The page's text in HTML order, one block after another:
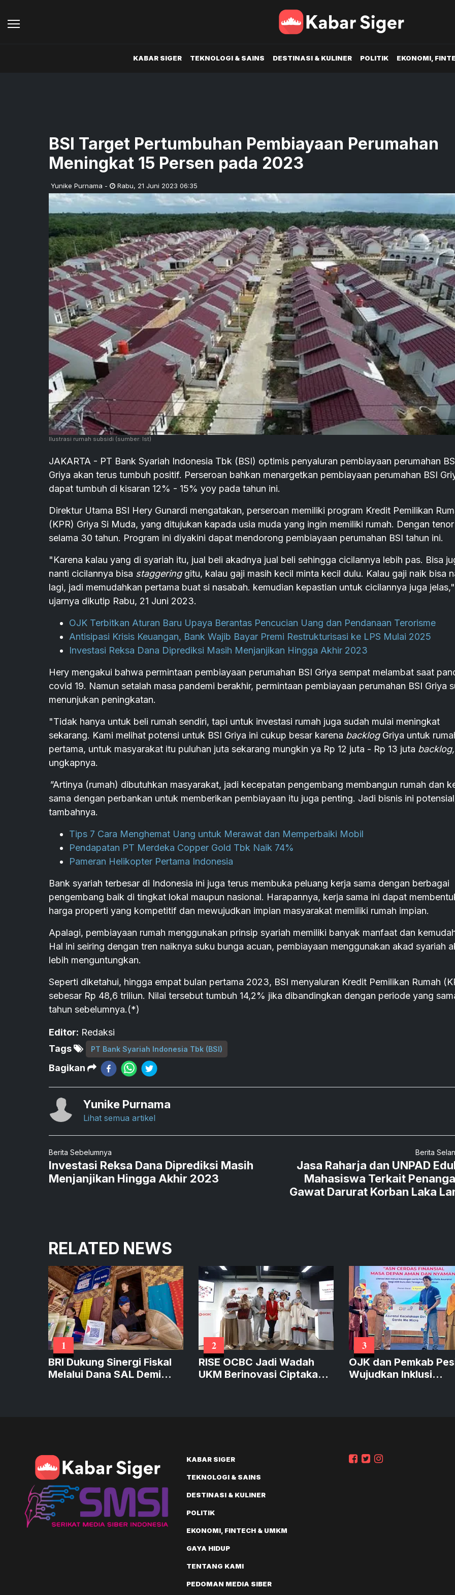
KABAR SIGER TEKNOLOGI & SAINS DESTINASI & KULINER POLITIK EKONOMI,
BSI Target Pertumbuhan Pembiayaan Perumahan
Meningkat 15 Persen pada 2023
Yunike Purnama - Rabu, 21 Juni 2023 06:35
Ilustrasi rumah subsidi (sumber: Ist)
JAKARTA - PT Bank Syariah Indonesia Tbk (BSI) optimis penyaluran pembiayaan perumahan
Griya akan terus tumbuh positif. Perseroan bahkan menargetkan pembiayaan perumahan BSI
dapat tumbuh di kisaran 12% - 15% yoy pada tahun ini.
Direktur Utama BSI Hery Gunardi mengatakan, perseroan memiliki program Kredit Pemilikan
(KPR) Griya Si Muda, yang ditujukan kapada usia muda yang ingin memiliki rumah. Dengan tenor
selama 30 tahun. Program ini diyakini dapat mendorong pembiayaan perumahan BSI tahun ini.
"Karena kalau yang di syariah itu, jual beli akadnya jual beli sehingga cicilannya lebih pas. Bisa
nanti cicilannya bisa staggeringgitu, kalau gaji masih kecil minta kecil dulu. Kalau gaji naik bisa
lagi, jadi memudahkan pertama buat si nasabah. kemudian kepastian untuk cicilannya juga jelas,"
ujarnya dikutip Rabu, 21 Juni 2023.
OJK Terbitkan Aturan Baru Upaya Berantas Pencucian Uang dan Pendanaan Terorisme
Antisipasi Krisis Keuangan, Bank Wajib Bayar Premi Restrukturisasi ke LPS Mulai 2025
Investasi Reksa Dana Diprediksi Masih Menjanjikan Hingga Akhir 2023
Hery mengakui bahwa permintaan pembiayaan perumahan BSI Griya sempat melambat saat
covid 19. Namun setalah masa pandemi berakhir, permintaan pembiayaan perumahan BSI Griya
menunjukan peningkatan.
"Tidak hanya untuk beli rumah sendiri, tapi untuk investasi rumah juga sudah mulai meningkat
sekarang. Kami melihat potensi untuk BSI Griya ini cukup besar karena backlog Griya untuk
pertama, untuk masyarakat itu puluhan juta sekarang mungkin ya Rp 12 juta - Rp 13 juta
ungkapnya.
"Artinya (rumah) dibutuhkan masyarakat, jadi kecepatan pengembang membangun rumah dan
sama dengan perbankan untuk memberikan pembiayaan itu juga penting. Jadi bisnis ini
tambahnya.
Tips 7 Cara Menghemat Uang untuk Merawat dan Memperbaiki Mobil
Pendapatan PT Merdeka Copper Gold Tbk Naik 74%
Pameran Helikopter Pertama Indonesia
Bank syariah terbesar di Indonesia ini juga terus membuka peluang kerja sama dengan berbagai
pengembang baik di tingkat lokal maupun nasional. Harapannya, kerja sama ini dapat
harga properti yang kompetitif dan mewujudkan impian masyarakat memiliki rumah impian.
Apalagi, pembiayaan rumah menggunakan prinsip syariah memiliki banyak manfaat dan
Hal ini seiring dengan tren naiknya suku bunga acuan, pembiayaan menggunakan akad syariah
lebih menguntungkan.
Seperti diketahui, hingga empat bulan pertama 2023, BSI menyaluran Kredit Pemilikan Rumah
sebesar Rp 48,6 triliun. Nilai tersebut tumbuh 14,2% jika dibandingkan dengan periode yang
tahun sebelumnya.(*)
Editor: Redaksi
Tags
PT Bank Syariah Indonesia Tbk (BSI)
Bagikan
Yunike Purnama
Lihat semua artikel
Berita Sebelumnya
Investasi Reksa Dana Diprediksi Masih
Menjanjikan Hingga Akhir 2023
Berita
Jasa Raharja dan UNPAD
Mahasiswa Terkait
Gawat Darurat Korban Laka
RELATED NEWS
1
BRI Dukung Sinergi Fiskal
Melalui Dana SAL Demi
2
RISE OCBC Jadi Wadah
UKM Berinovasi Ciptakan
3
OJK dan Pemkab
Wujudkan Inklusi
KABAR SIGER
TEKNOLOGI & SAINS
DESTINASI & KULINER
POLITIK
EKONOMI, FINTECH & UMKM
GAYA HIDUP
TENTANG KAMI
PEDOMAN MEDIA SIBER